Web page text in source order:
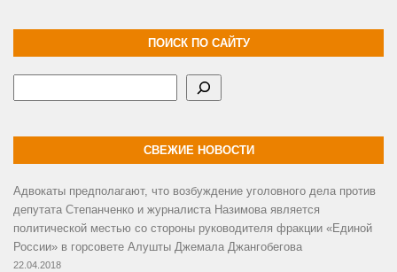
ПОИСК ПО САЙТУ
СВЕЖИЕ НОВОСТИ
Адвокаты предполагают, что возбуждение уголовного дела против
депутата Степанченко и журналиста Назимова является
политической местью со стороны руководителя фракции «Единой
России» в горсовете Алушты Джемала Джангобегова
22.04.2018